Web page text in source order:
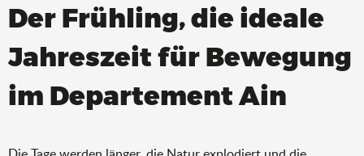
Der Frühling, die ideale
Jahreszeit für Bewegung
im Departement Ain